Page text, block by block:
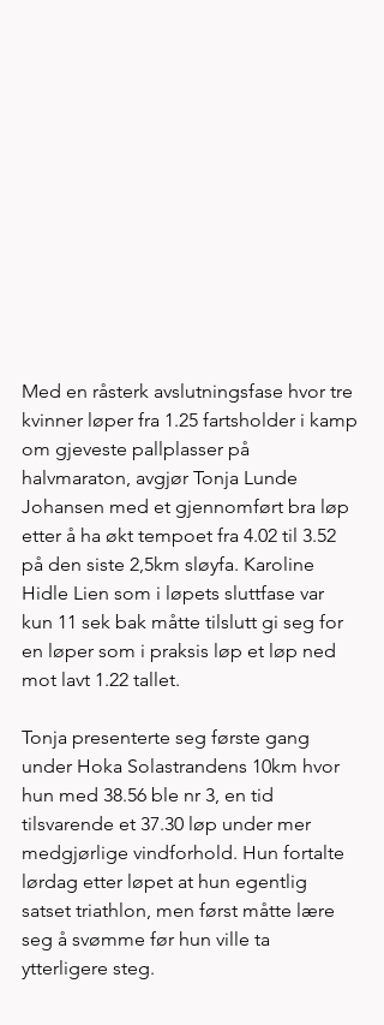
Med en råsterk avslutningsfase hvor tre
kvinner løper fra 1.25 fartsholder i kamp
om gjeveste pallplasser på
halvmaraton, avgjør Tonja Lunde
Johansen med et gjennomført bra løp
etter å ha økt tempoet fra 4.02 til 3.52
på den siste 2,5km sløyfa. Karoline
Hidle Lien som i løpets sluttfase var
kun 11 sek bak måtte tilslutt gi seg for
en løper som i praksis løp et løp ned
mot lavt 1.22 tallet.
Tonja presenterte seg første gang
under Hoka Solastrandens 10km hvor
hun med 38.56 ble nr 3, en tid
tilsvarende et 37.30 løp under mer
medgjørlige vindforhold. Hun fortalte
lørdag etter løpet at hun egentlig
satset triathlon, men først måtte lære
seg å svømme før hun ville ta
ytterligere steg.